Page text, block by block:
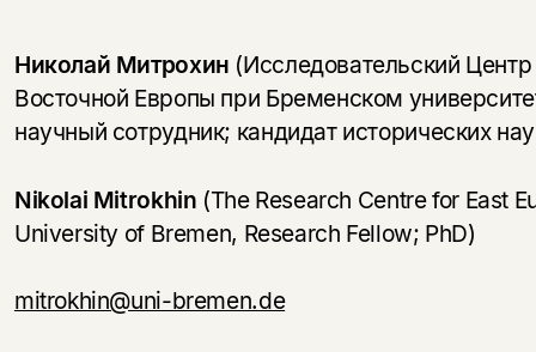
Николай Митрохин (Исследовательский
Восточной Европы при Бременском
научный сотрудник; кандидат исторических
Nikolai Mitrokhin (The Research Centre for East
University of Bremen, Research Fellow; PhD)
mitrokhin@uni-bremen.de